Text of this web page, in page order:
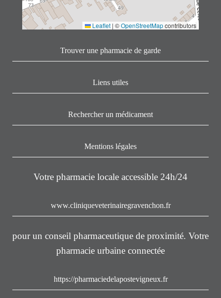
Leaflet | ©OpenStreetMapcontributors
Trouver une pharmacie de garde
Liens utiles
Rechercher un médicament
Mentions légales
Votre pharmacie locale accessible 24h/24
www.cliniqueveterinairegravenchon.fr
pour un conseil pharmaceutique de proximité. Votre
pharmacie urbaine connectée
https://pharmaciedelapostevigneux.fr